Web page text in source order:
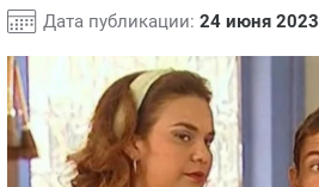
Дата публикации: 24 июня 2023